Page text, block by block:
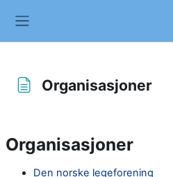
Organisasjoner
Organisasjoner
Den norske legeforening